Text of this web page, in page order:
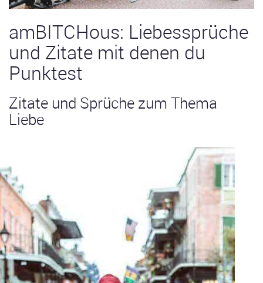
amBITCHous: Liebessprüche
und Zitate mit denen du
Punktest
Zitate und Sprüche zum Thema
Liebe